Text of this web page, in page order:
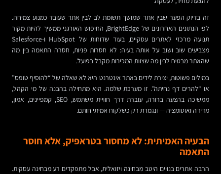
זה בדיוק הפער שבין אתר שמושך תשומת לב לבין אתר שעובד כמנוע צמיחה.
לפי הנתונים האחרונים של BrightEdge, החיפוש האורגני ממשיך להיות מקור
תנועה מרכזי לאתרים עסקיים, בעוד שדוחות של HubSpot ו-Salesforce
מצביעים שוב ושוב על אותה בעיה: לא חסרות פניות, חסרה התאמה בין מה
שהאתר מבטיח לבין מה שצוות המכירות מקבל בפועל.
במילים פשוטות, יצירת לידים באתר אינטרנט היא לא שאלה של “להוסיף טופס”
או “להרים דף נחיתה”. זו מערכת שלמה. היא מתחילה בהבנה של מי הקהל,
ממשיכה בהצעה ברורה, עוברת דרך חוויית משתמש, SEO, קמפיינים, אמון,
מדידה ואוטומציה — ונגמרת רק כשלקוח אמיתי חותם.
הבעיה האמיתית: לא מחסור בטראפיק, אלא חוסר
התאמה
הרבה אתרים בנויים היטב מבחינה ויזואלית, אבל מתפקדים רע מבחינה עסקית.